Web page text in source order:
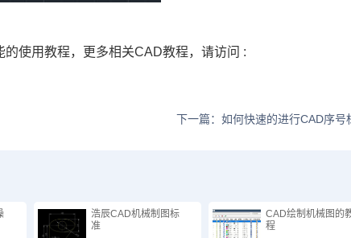
的使用教程，更多相关CAD教程，请访问 :
下一篇：如何快速的进行CAD序号
浩辰CAD机械制图标
准
CAD绘制机械图的
程